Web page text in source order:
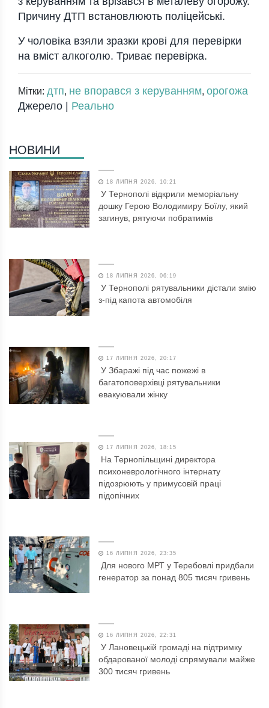
Причину ДТП встановлюють поліцейські.
У чоловіка взяли зразки крові для перевірки
на вміст алкоголю. Триває перевірка.
Мітки: дтп, не впорався з керуванням, орогожа
Джерело | Реально
НОВИНИ
18 ЛИПНЯ 2026, 10:21
У Тернополі відкрили меморіальну
дошку Герою Володимиру Боїлу, який
загинув, рятуючи побратимів
18 ЛИПНЯ 2026, 06:19
У Тернополі рятувальники дістали змію
з-під капота автомобіля
17 ЛИПНЯ 2026, 20:17
У Збаражі під час пожежі в
багатоповерхівці рятувальники
евакуювали жінку
17 ЛИПНЯ 2026, 18:15
На Тернопільщині директора
психоневрологічного інтернату
підозрюють у примусовій праці
підопічних
16 ЛИПНЯ 2026, 23:35
Для нового МРТ у Теребовлі придбали
генератор за понад 805 тисяч гривень
16 ЛИПНЯ 2026, 22:31
У Лановецькій громаді на підтримку
обдарованої молоді спрямували майже
300 тисяч гривень